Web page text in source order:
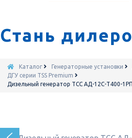
Стань
Каталог Генераторные установки
ДГУ серии TSS Premium
Дизельный генератор ТСС АД-12С-Т400-